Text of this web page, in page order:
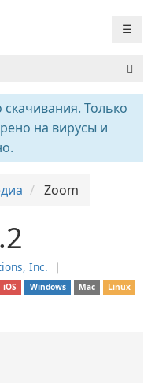
☰
Только
на вирусы и
Zoom
Inc.
❘
iOS Windows Mac Linux